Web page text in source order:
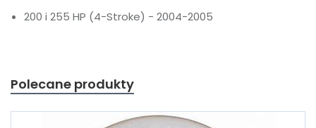
200 i 255 HP (4-Stroke) - 2004-2005
Polecane produkty